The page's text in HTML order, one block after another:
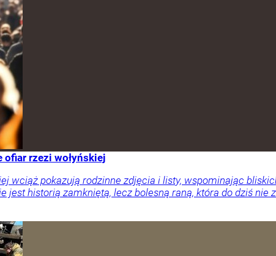
ofiar rzezi wołyńskiej
wciąż pokazują rodzinne zdjęcia i listy, wspominając
jest historią zamkniętą, lecz bolesną raną, która do dziś nie